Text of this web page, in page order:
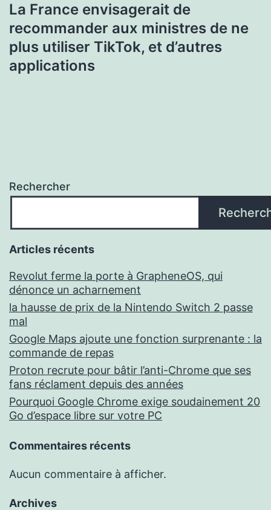
La France envisagerait de
recommander aux ministres de ne
plus utiliser TikTok, et d’autres
applications
Rechercher
Articles récents
Revolut ferme la porte à GrapheneOS, qui
dénonce un acharnement
la hausse de prix de la Nintendo Switch 2 passe
mal
Google Maps ajoute une fonction surprenante : la
commande de repas
Proton recrute pour bâtir l’anti-Chrome que ses
fans réclament depuis des années
Pourquoi Google Chrome exige soudainement 20
Go d’espace libre sur votre PC
Commentaires récents
Aucun commentaire à afficher.
Archives